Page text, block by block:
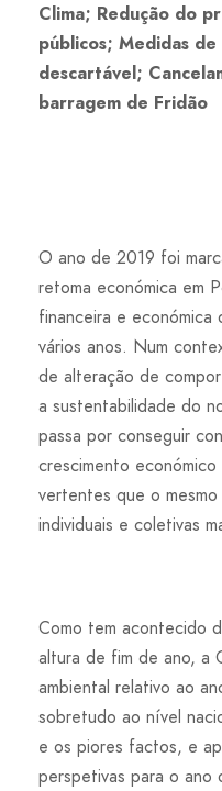
Clima; Redução do
públicos; Medidas
descartável;
barragem de Fridão
O ano de 2019 foi
retoma económica em
financeira e
vários anos. Num
de alteração de
a sustentabilidade do
passa por conseguir
crescimento
vertentes que o
individuais e coletivas
Como tem acontecido
altura de fim de ano, a
ambiental relativo ao
sobretudo ao nível
e os piores factos, e
perspetivas para o ano